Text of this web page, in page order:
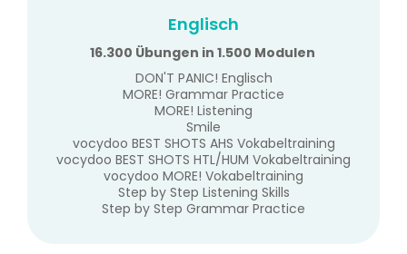
Englisch
16.300 Übungen in 1.500 Modulen
DON'T PANIC! Englisch
MORE! Grammar Practice
MORE! Listening
Smile
vocydoo BEST SHOTS AHS Vokabeltraining
vocydoo BEST SHOTS HTL/HUM Vokabeltraining
vocydoo MORE! Vokabeltraining
Step by Step Listening Skills
Step by Step Grammar Practice